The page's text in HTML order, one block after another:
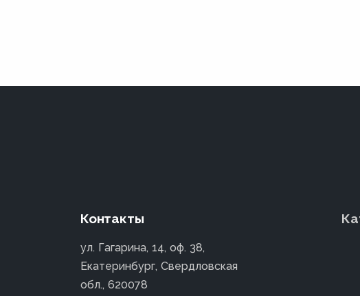
Контакты
ул. Гагарина, 14, оф. 38,
Екатеринбург, Свердловская
обл., 620078